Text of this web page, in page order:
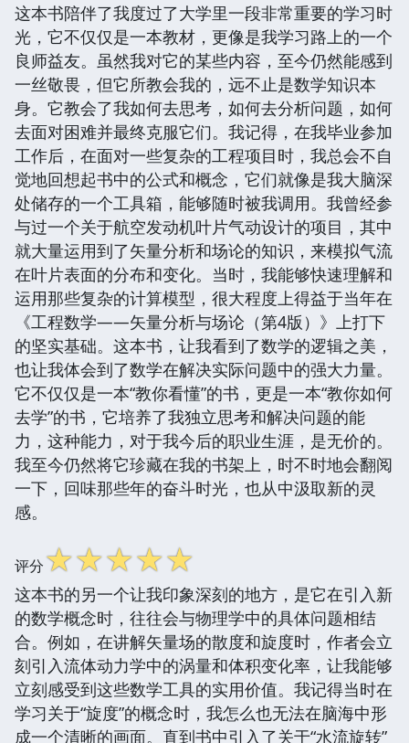
这本书陪伴了我度过了大学里一段非常重要的学习时
光，它不仅仅是一本教材，更像是我学习路上的一个
良师益友。虽然我对它的某些内容，至今仍然能感到
一丝敬畏，但它所教会我的，远不止是数学知识本
身。它教会了我如何去思考，如何去分析问题，如何
去面对困难并最终克服它们。我记得，在我毕业参加
工作后，在面对一些复杂的工程项目时，我总会不自
觉地回想起书中的公式和概念，它们就像是我大脑深
处储存的一个工具箱，能够随时被我调用。我曾经参
与过一个关于航空发动机叶片气动设计的项目，其中
就大量运用到了矢量分析和场论的知识，来模拟气流
在叶片表面的分布和变化。当时，我能够快速理解和
运用那些复杂的计算模型，很大程度上得益于当年在
《工程数学——矢量分析与场论（第4版）》上打下
的坚实基础。这本书，让我看到了数学的逻辑之美，
也让我体会到了数学在解决实际问题中的强大力量。
它不仅仅是一本“教你看懂”的书，更是一本“教你如何
去学”的书，它培养了我独立思考和解决问题的能
力，这种能力，对于我今后的职业生涯，是无价的。
我至今仍然将它珍藏在我的书架上，时不时地会翻阅
一下，回味那些年的奋斗时光，也从中汲取新的灵
感。
评分☆☆☆☆☆
这本书的另一个让我印象深刻的地方，是它在引入新
的数学概念时，往往会与物理学中的具体问题相结
合。例如，在讲解矢量场的散度和旋度时，作者会立
刻引入流体动力学中的涡量和体积变化率，让我能够
立刻感受到这些数学工具的实用价值。我记得当时在
学习关于“旋度”的概念时，我怎么也无法在脑海中形
成一个清晰的画面。直到书中引入了关于“水流旋转”